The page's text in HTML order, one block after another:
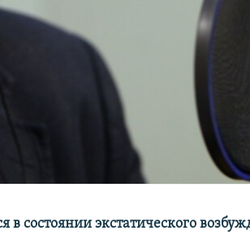
в состоянии экстатического